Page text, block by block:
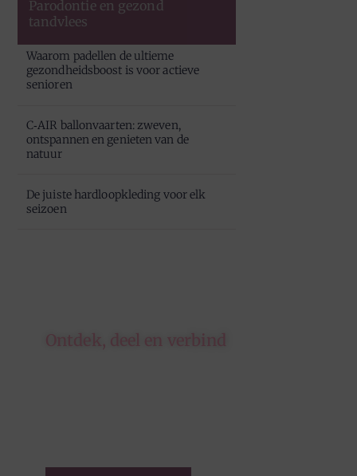
Parodontie en gezond
tandvlees
Waarom padellen de ultieme
gezondheidsboost is voor actieve
senioren
C‑AIR ballonvaarten: zweven,
ontspannen en genieten van de
natuur
De juiste hardloopkleding voor elk
seizoen
Ontdek, deel en verbind